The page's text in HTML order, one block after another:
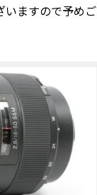
いますので予めご